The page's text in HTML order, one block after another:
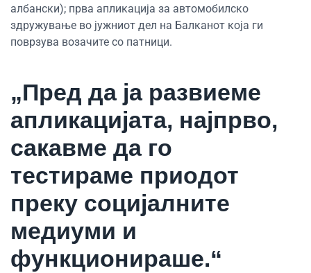
албански); прва апликација за автомобилско
здружување во јужниот дел на Балканот која ги
поврзува возачите со патници.
„Пред да ја развиеме
апликацијата, најпрво,
сакавме да го
тестираме приодот
преку социјалните
медиуми и
функционираше.“